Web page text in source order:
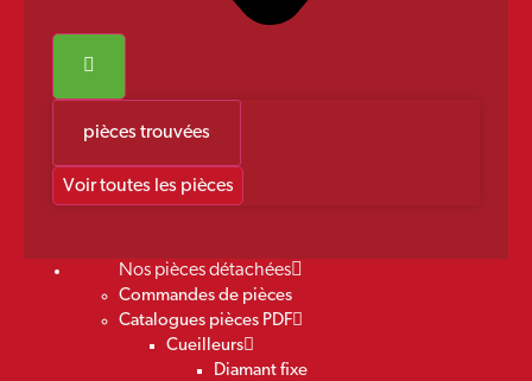
pièces trouvées
Voir toutes les pièces
Nos pièces détachées
Commandes de pièces
Catalogues pièces PDF
Cueilleurs
Diamant fixe